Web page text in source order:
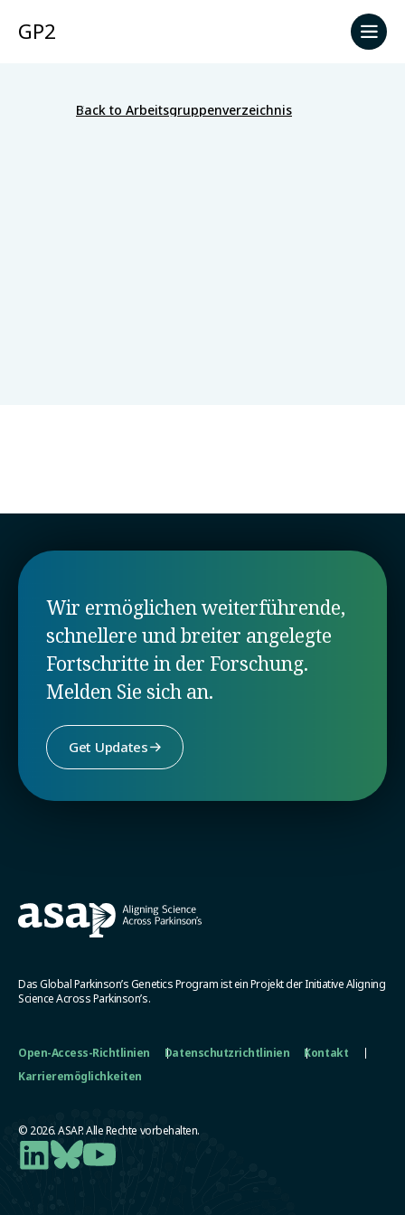
GP2
Back to Arbeitsgruppenverzeichnis
Wir ermöglichen weiterführende,
schnellere und breiter angelegte
Fortschritte in der Forschung.
Melden Sie sich an.
Get Updates
Das Global Parkinson’s Genetics Program ist ein Projekt der Initiative Aligning
Science Across Parkinson’s.
Open-Access-Richtlinien Datenschutzrichtlinien
Kontakt
Karrieremöglichkeiten
© 2026. ASAP. Alle Rechte vorbehalten.